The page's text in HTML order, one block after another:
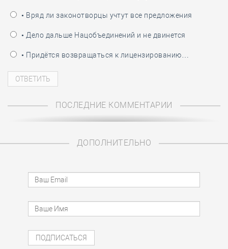
• Вряд ли законотворцы учтут все предложения
• Дело дальше Нацобъединений и не двинется
• Придётся возвращаться к лицензированию…
ПОСЛЕДНИЕ КОММЕНТАРИИ
ДОПОЛНИТЕЛЬНО